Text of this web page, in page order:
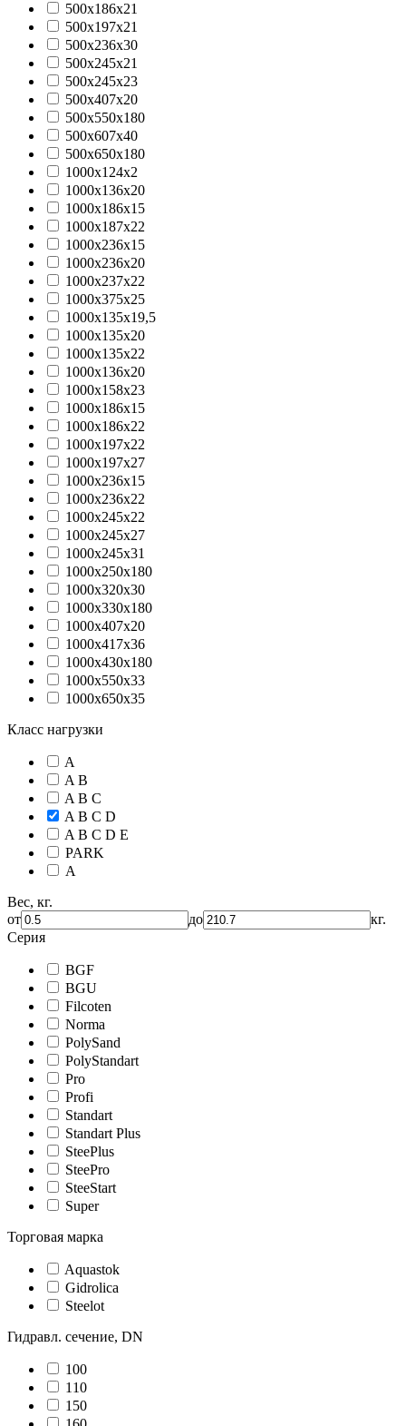
500х186х21
500х197х21
500х236х30
500х245х21
500х245х23
500х407х20
500х550х180
500х607х40
500х650х180
1000x124x2
1000x136x20
1000x186x15
1000x187x22
1000x236x15
1000x236x20
1000x237x22
1000x375x25
1000х135х19,5
1000х135х20
1000х135х22
1000х136х20
1000х158х23
1000х186х15
1000х186х22
1000х197х22
1000х197х27
1000х236х15
1000х236х22
1000х245х22
1000х245х27
1000х245х31
1000х250х180
1000х320х30
1000х330х180
1000х407х20
1000х417х36
1000х430х180
1000х550х33
1000х650х35
Класс нагрузки
A
A B
A B C
A B C D
A B C D E
PARK
А
Вес, кг.
от
до
кг.
Серия
BGF
BGU
Filcoten
Norma
PolySand
PolyStandart
Pro
Profi
Standart
Standart Plus
SteePlus
SteePro
SteeStart
Super
Торговая марка
Aquastok
Gidrolica
Steelot
Гидравл. сечение, DN
100
110
150